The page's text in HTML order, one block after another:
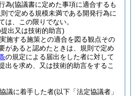
為(協議書に定めた事項に適合するも
で定める規模未満である開発行為に
は、この限りでない。
出又は技術的助言)
施する施策との適合を図る観点その
があると認めたときは、規則で定め
の規定による届出をした者に対して
出を求め、又は技術的助言をするこ
議に着手した者(以下「法定協議者」